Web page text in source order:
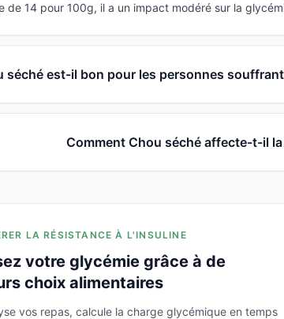
de 14 pour 100g, il a un impact modéré sur la
séché est-il bon pour les personnes
Comment Chou séché affecte-t-il la
LA RÉSISTANCE À L'INSULINE
votre glycémie grâce à de
choix alimentaires
vos repas, calcule la charge glycémique en temps